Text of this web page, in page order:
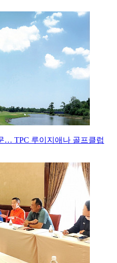
… TPC 루이지애나 골프클럽